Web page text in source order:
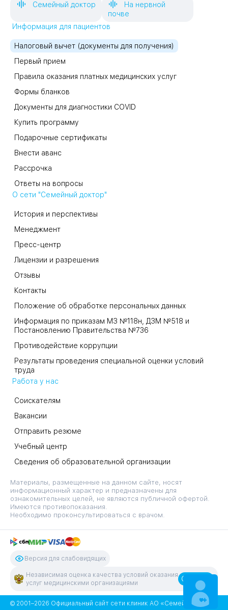
Семейный доктор
На нервной
почве
Информация для пациентов
Налоговый вычет (документы для получения)
Первый прием
Правила оказания платных медицинских услуг
Формы бланков
Документы для диагностики COVID
Купить программу
Подарочные сертификаты
Внести аванс
Рассрочка
Ответы на вопросы
О сети "Семейный доктор"
История и перспективы
Менеджмент
Пресс-центр
Лицензии и разрешения
Отзывы
Контакты
Положение об обработке персональных данных
Информация по приказам МЗ №118н, ДЗМ №518 и
Постановлению Правительства №736
Противодействие коррупции
Результаты проведения специальной оценки условий
труда
Работа у нас
Соискателям
Вакансии
Отправить резюме
Учебный центр
Сведения об образовательной организации
Материалы, размещенные на данном сайте, носят
информационный характер и предназначены для
ознакомительных целей, не являются публичной офертой.
Имеются противопоказания.
Необходимо проконсультироваться с врачом.
Версия для слабовидящих
Независимая оценка качества условий оказания
услуг медицинскими организациями
Оценить
© 2001–2026 Официальный сайт сети клиник АО «Семейный
ЗАПИСАТЬСЯ
НА ПРИЕМ